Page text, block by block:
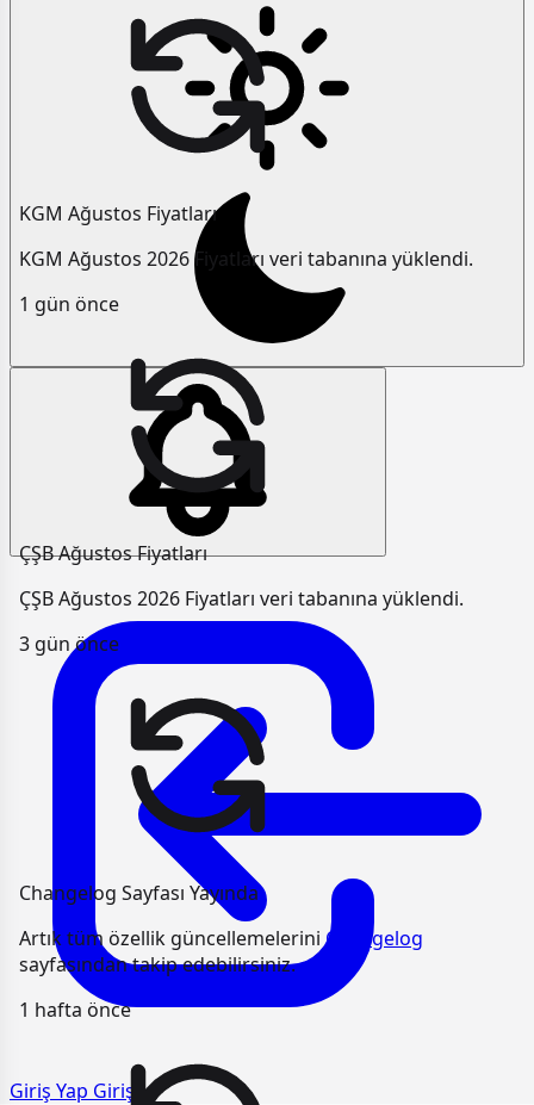
KGM Ağustos Fiyatları
KGM Ağustos 2026 Fiyatları veri tabanına yüklendi.
1 gün önce
ÇŞB Ağustos Fiyatları
ÇŞB Ağustos 2026 Fiyatları veri tabanına yüklendi.
3 gün önce
Changelog Sayfası Yayında
Artık tüm özellik güncellemeleriniChangelog
sayfasından takip edebilirsiniz.
1 hafta önce
Giriş Yap Giriş